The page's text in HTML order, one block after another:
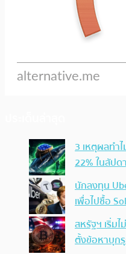
3 เหตุผลทำ
22% ในสัปด
นักลงทุน
เพื่อไปซื้อ
สหรัฐฯ เริ่ม
ตั้งข้อหาบุก